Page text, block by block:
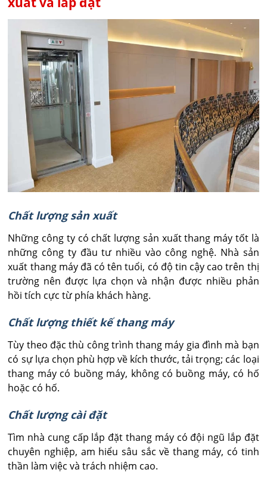
Chất lượng sản xuất
Những công ty có chất lượng sản xuất thang máy tốt là
những công ty đầu tư nhiều vào công nghệ. Nhà sản
xuất thang máy đã có tên tuổi, có độ tin cậy cao trên thị
trường nên được lựa chọn và nhận được nhiều phản
hồi tích cực từ phía khách hàng.
Chất lượng thiết kế thang máy
Tùy theo đặc thù công trình thang máy gia đình mà bạn
có sự lựa chọn phù hợp về kích thước, tải trọng; các loại
thang máy có buồng máy, không có buồng máy, có hố
hoặc có hố.
Chất lượng cài đặt
Tìm nhà cung cấp lắp đặt thang máy có đội ngũ lắp đặt
chuyên nghiệp, am hiểu sâu sắc về thang máy, có tinh
thần làm việc và trách nhiệm cao.